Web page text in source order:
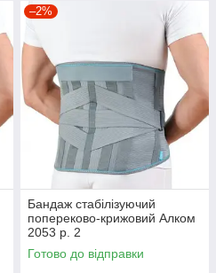
–2%
Бандаж стабілізуючий
попереково-крижовий Алком
2053 р. 2
Готово до відправки